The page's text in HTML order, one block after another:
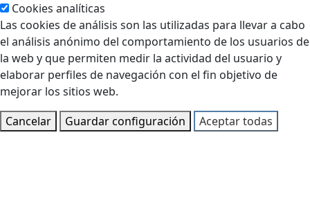
Cookies analíticas
Las cookies de análisis son las utilizadas para llevar a cabo
el análisis anónimo del comportamiento de los usuarios de
la web y que permiten medir la actividad del usuario y
elaborar perfiles de navegación con el fin objetivo de
mejorar los sitios web.
Cancelar
Guardar configuración Aceptar todas